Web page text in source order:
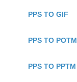
PPS TO GIF
PPS TO POTM
PPS TO PPTM